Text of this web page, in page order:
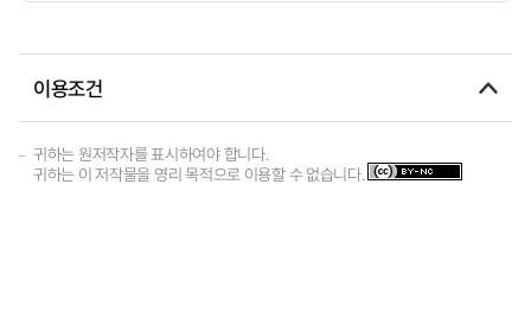
이용조건
귀하는 원저작자를 표시하여야 합니다.
귀하는 이 저작물을 영리 목적으로 이용할 수 없습니다.